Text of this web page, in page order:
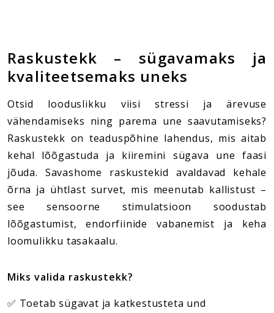
Raskustekk – sügavamaks ja
kvaliteetsemaks uneks
Otsid looduslikku viisi stressi ja ärevuse
vähendamiseks ning parema une saavutamiseks?
Raskustekk on teaduspõhine lahendus, mis aitab
kehal lõõgastuda ja kiiremini sügava une faasi
jõuda. Savashome raskustekid avaldavad kehale
õrna ja ühtlast survet, mis meenutab kallistust –
see sensoorne stimulatsioon soodustab
lõõgastumist, endorfiinide vabanemist ja keha
loomulikku tasakaalu.
Miks valida raskustekk?
✅ Toetab sügavat ja katkestusteta und